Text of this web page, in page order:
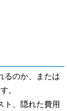
るのか、または
。
ト、隠れた費用